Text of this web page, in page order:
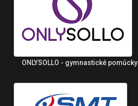
ONLYSOLLO - gymnastické pomůcky